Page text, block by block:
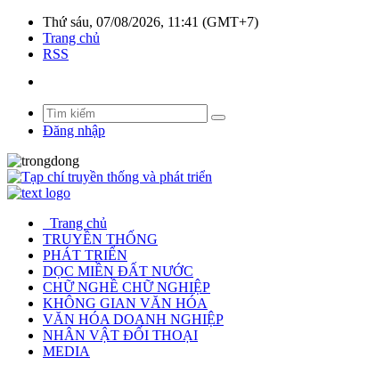
Thứ sáu, 07/08/2026, 11:41 (GMT+7)
Trang chủ
RSS
Đăng nhập
Trang chủ
TRUYỀN THỐNG
PHÁT TRIỂN
DỌC MIỀN ĐẤT NƯỚC
CHỮ NGHỀ CHỮ NGHIỆP
KHÔNG GIAN VĂN HÓA
VĂN HÓA DOANH NGHIỆP
NHÂN VẬT ĐỐI THOẠI
MEDIA